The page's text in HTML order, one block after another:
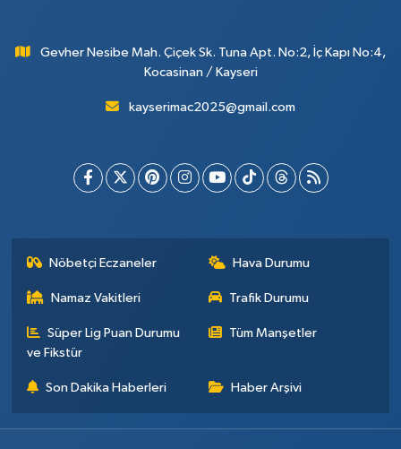
Gevher Nesibe Mah. Çiçek Sk. Tuna Apt. No:2, İç Kapı No:4,
Kocasinan / Kayseri
kayserimac2025@gmail.com
Nöbetçi Eczaneler Hava Durumu
Namaz Vakitleri Trafik Durumu
Süper Lig Puan Durumu
ve Fikstür
Tüm Manşetler
Son Dakika Haberleri Haber Arşivi